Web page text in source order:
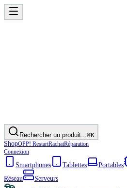
Rechercher un produit...⌘K
ShopOPP! RestartRachatRéparation
Connexion
Smartphones Tablettes Portables
Réseau
Serveurs